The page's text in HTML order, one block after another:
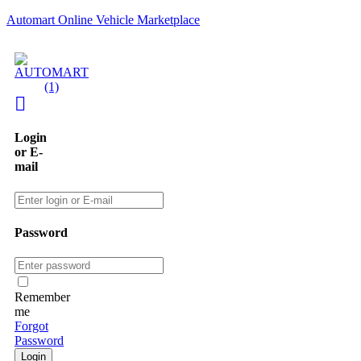
Automart Online Vehicle Marketplace
Login
or E-
mail
Password
Remember
me
Forgot
Password